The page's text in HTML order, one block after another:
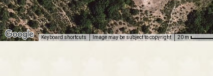
Keyboard shortcuts Image may be subject to copyright 20 m